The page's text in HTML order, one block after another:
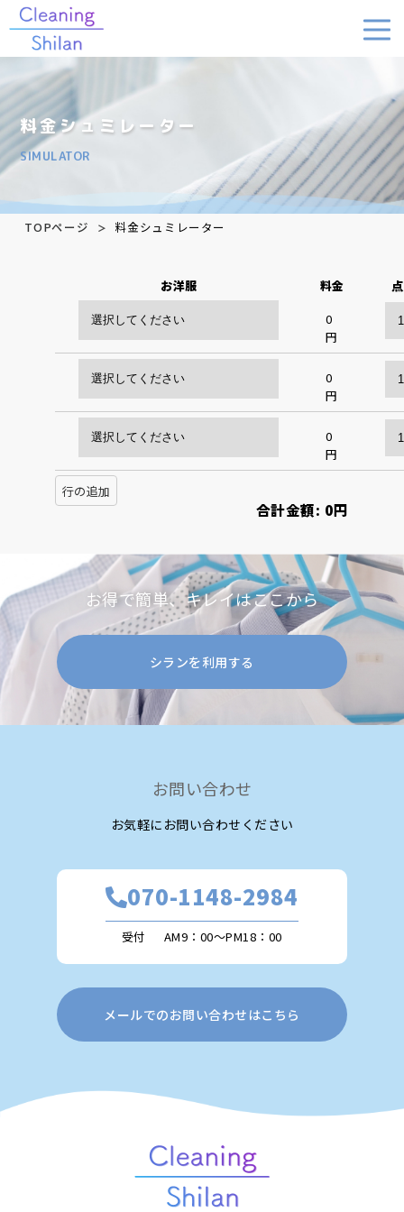
料金シュミレーター
SIMULATOR
TOPページ 料金シュミレーター
お洋服 料金
0
円
0
円
0
円
行の追加
合計金額: 0円
お得で簡単、キレイはここから
シランを利用する
お問い合わせ
お気軽にお問い合わせください
070-1148-2984
受付 AM9：00～PM18：00
メールでのお問い合わせはこちら